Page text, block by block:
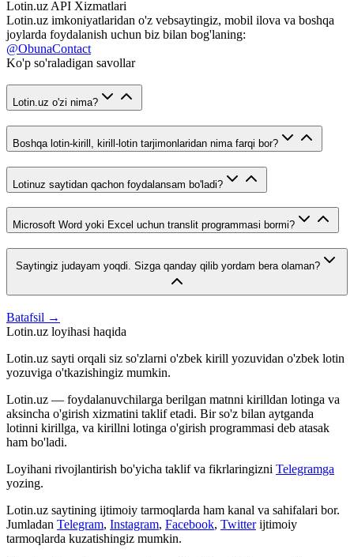
Lotin.uz API Xizmatlari
Lotin.uz imkoniyatlaridan o'z vebsaytingiz, mobil ilova va boshqa
joylarda foydalanish uchun biz bilan bog'laning:
@ObunaContact
Ko'p so'raladigan savollar
Lotin.uz o'zi nima?
Boshqa lotin-kirill, kirill-lotin tarjimonlaridan nima farqi bor?
Lotinuz saytidan qachon foydalansam bo'ladi?
Microsoft Word yoki Excel uchun translit programmasi bormi?
Saytingiz judayam yoqdi. Sizga qanday qilib yordam bera olaman?
Batafsil →
Lotin.uz loyihasi haqida
Lotin.uz sayti orqali siz so'zlarni o'zbek kirill yozuvidan o'zbek lotin
yozuviga o'tkazishingiz mumkin.
Lotin.uz — foydalanuvchilarga berilgan matnni kirilldan lotinga va
aksincha o'girish xizmatini taklif etadi. Bir so'z bilan aytganda
lotinni kirillga, va kirillni lotinga o'girish programmasi deb atasak
ham bo'ladi.
Loyihani rivojlantirish bo'yicha taklif va fikrlaringizni Telegramga
yozing.
Lotin.uz saytining ijtimoiy tarmoqlarda ham kanal va sahifalari bor.
Jumladan Telegram, Instagram, Facebook, Twitter ijtimoiy
tarmoqlarda kuzatishingiz mumkin.